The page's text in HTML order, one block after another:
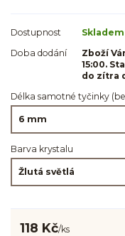
Dostupnost
Skladem
Doba dodání
Zboží
15:00.
do zítra
Délka samotné tyčinky
Barva krystalu
118 Kč/ks